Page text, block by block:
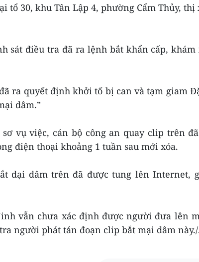
tổ 30, khu Tân Lập 4, phường Cẩm Thủy, thị
sát điều tra đã ra lệnh bắt khẩn cấp,
ra quyết định khởi tố bị can và tạm giam
dâm.”
vụ việc, cán bộ công an quay clip trên
điện thoại khoảng 1 tuần sau mới xóa.
dại dâm trên đã được tung lên Internet,
vẫn chưa xác định được người đưa lên
người phát tán đoạn clip bắt mại dâm